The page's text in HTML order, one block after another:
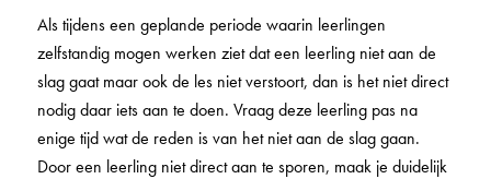
Als tijdens een geplande periode waarin leerlingen
zelfstandig mogen werken ziet dat een leerling niet aan de
slag gaat maar ook de les niet verstoort, dan is het niet direct
nodig daar iets aan te doen. Vraag deze leerling pas na
enige tijd wat de reden is van het niet aan de slag gaan.
Door een leerling niet direct aan te sporen, maak je duidelijk